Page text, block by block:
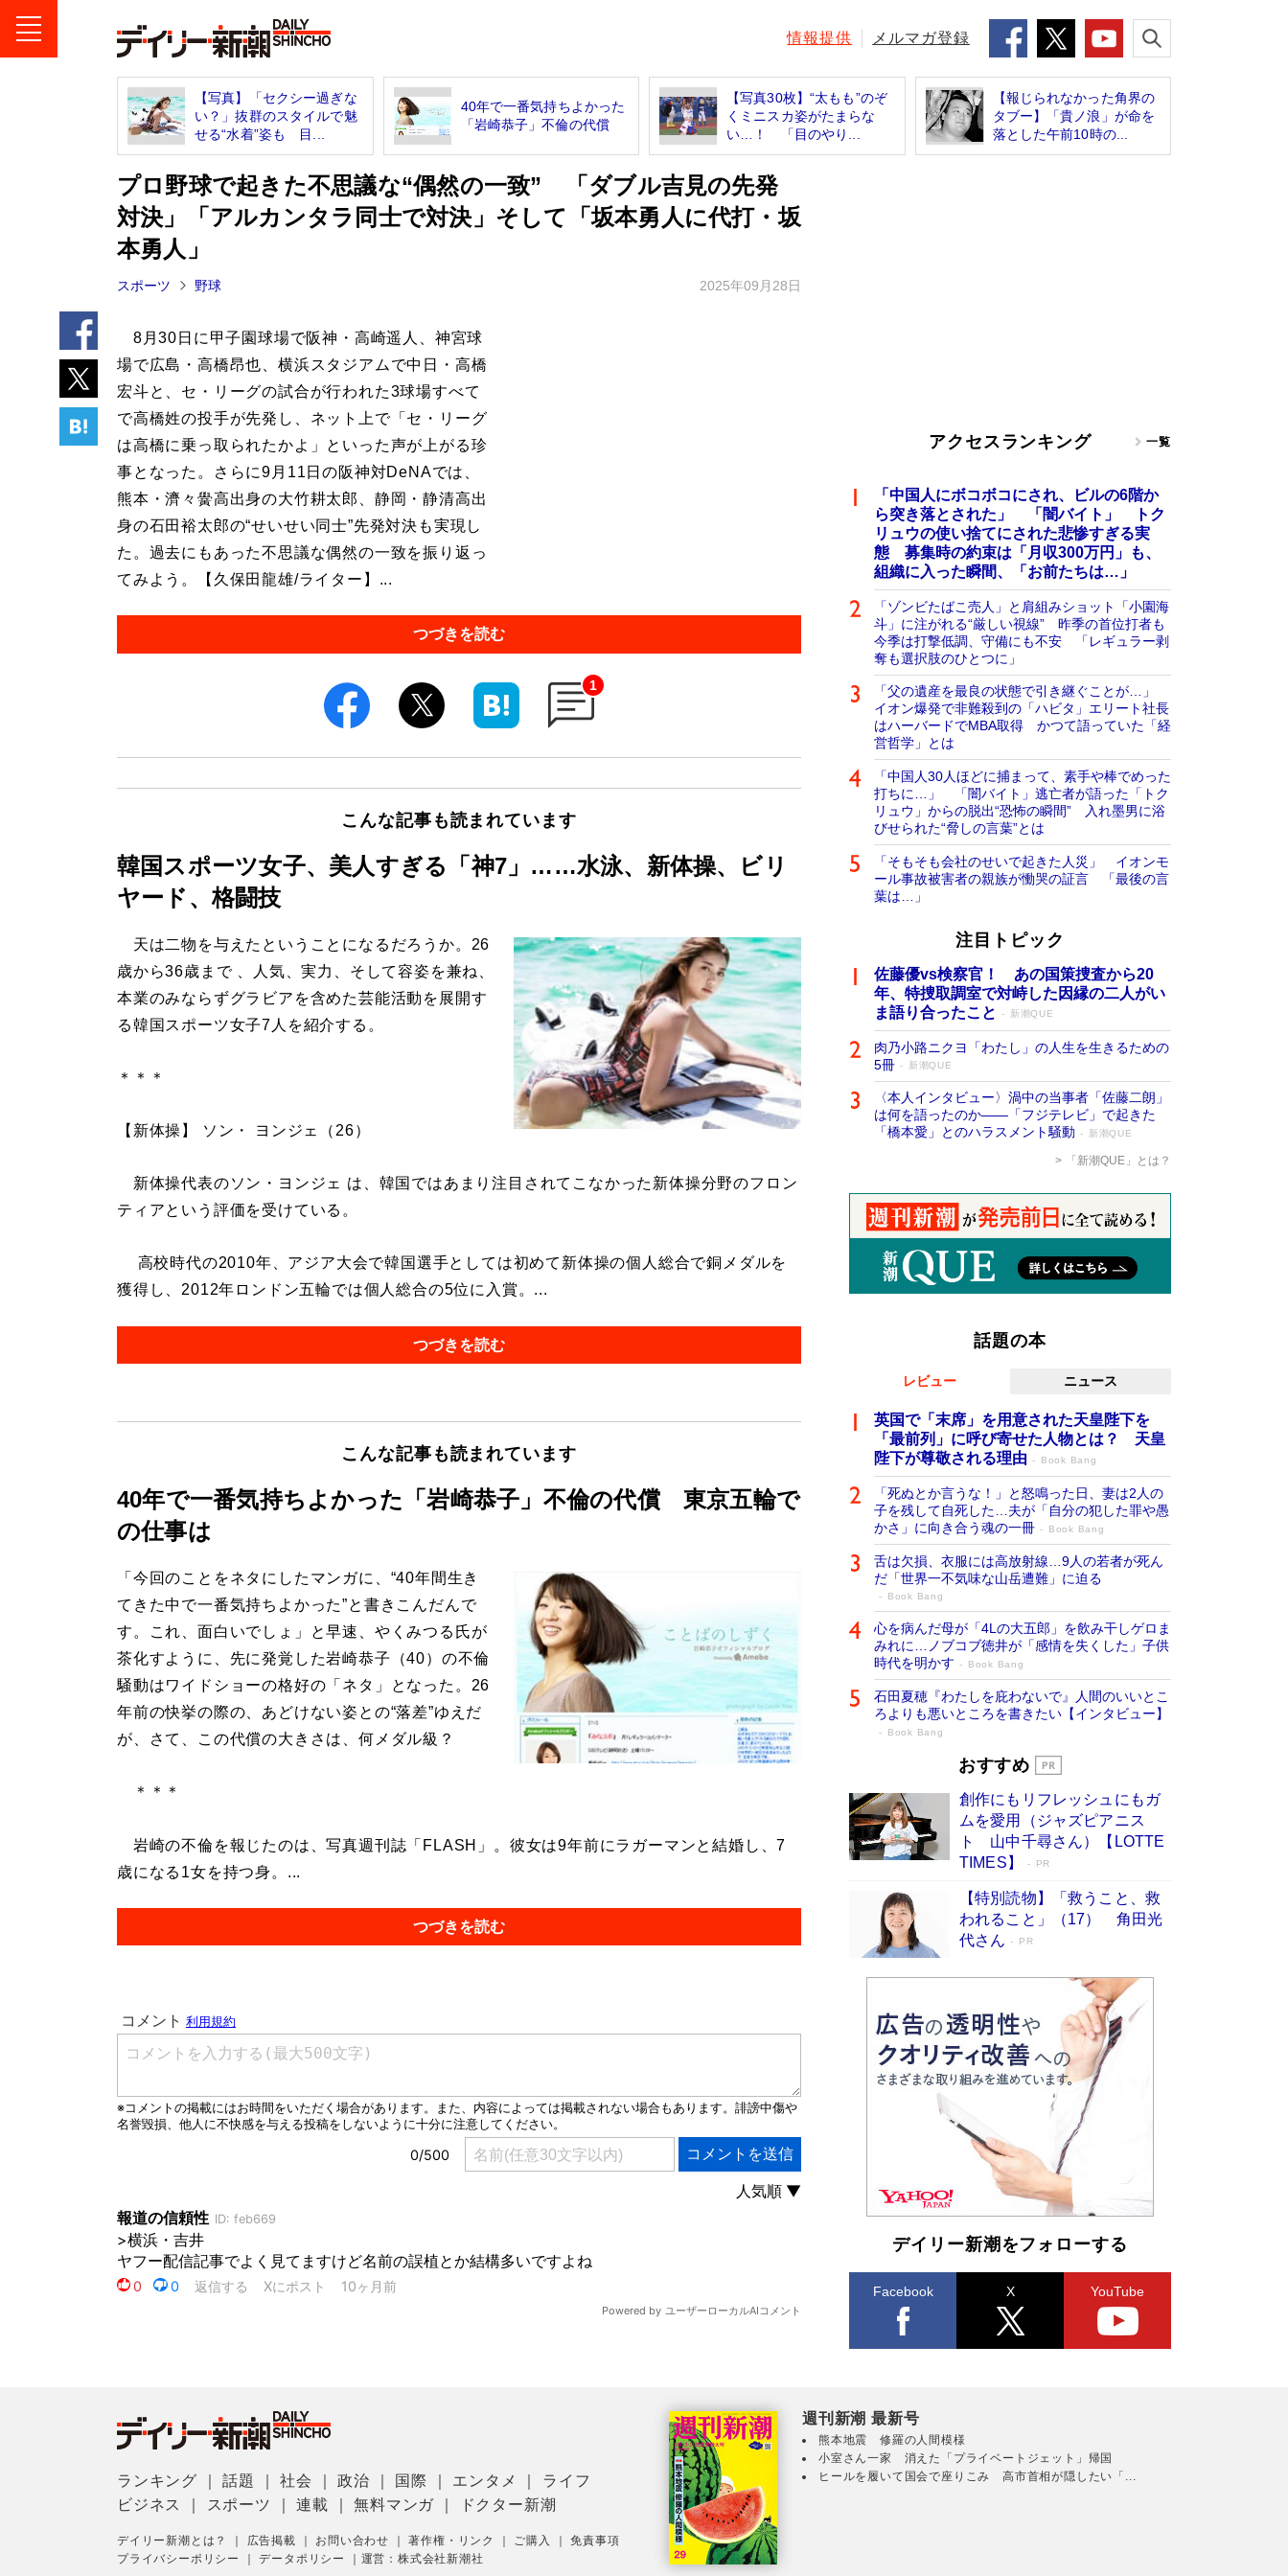
情報提供 メルマガ登録
【写真】「セクシー過ぎな
い？」抜群のスタイルで魅
せる“水着”姿も 目...
40年で一番気持ちよかった
「岩崎恭子」不倫の代償
【写真30枚】“太もも”のぞ
くミニスカ姿がたまらな
い…！ 「目のやり...
【報じられなかった角界の
タブー】「貴ノ浪」が命を
落とした午前10時の...
プロ野球で起きた不思議な“偶然の一致” 「ダブル吉見の先発
対決」「アルカンタラ同士で対決」そして「坂本勇人に代打・坂
本勇人」
スポーツ 野球 2025年09月28日
8月30日に甲子園球場で阪神・高崎遥人、神宮球
場で広島・高橋昂也、横浜スタジアムで中日・高橋
宏斗と、セ・リーグの試合が行われた3球場すべて
で高橋姓の投手が先発し、ネット上で「セ・リーグ
は高橋に乗っ取られたかよ」といった声が上がる珍
事となった。さらに9月11日の阪神対DeNAでは、
熊本・濟々黌高出身の大竹耕太郎、静岡・静清高出
身の石田裕太郎の“せいせい同士”先発対決も実現し
た。過去にもあった不思議な偶然の一致を振り返っ
てみよう。【久保田龍雄/ライター】...
つづきを読む
1
こんな記事も読まれています
韓国スポーツ女子、美人すぎる「神7」……水泳、新体操、ビリ
ヤード、格闘技
天は二物を与えたということになるだろうか。26
歳から36歳まで 、人気、実力、そして容姿を兼ね、
本業のみならずグラビアを含めた芸能活動を展開す
る韓国スポーツ女子7人を紹介する。
＊＊＊
【新体操】 ソン・ ヨンジェ（26）
新体操代表のソン・ヨンジェ は、韓国ではあまり注目されてこなかった新体操分野のフロン
ティアという評価を受けている。
高校時代の2010年、アジア大会で韓国選手としては初めて新体操の個人総合で銅メダルを
獲得し、2012年ロンドン五輪では個人総合の5位に入賞。...
つづきを読む
こんな記事も読まれています
40年で一番気持ちよかった「岩崎恭子」不倫の代償 東京五輪で
の仕事は
「今回のことをネタにしたマンガに、“40年間生き
てきた中で一番気持ちよかった”と書きこんだんで
す。これ、面白いでしょ」と早速、やくみつる氏が
茶化すように、先に発覚した岩崎恭子（40）の不倫
騒動はワイドショーの格好の「ネタ」となった。26
年前の快挙の際の、あどけない姿との“落差”ゆえだ
が、さて、この代償の大きさは、何メダル級？
＊＊＊
岩崎の不倫を報じたのは、写真週刊誌「FLASH」。彼女は9年前にラガーマンと結婚し、7
歳になる1女を持つ身。...
つづきを読む
アクセスランキング 一覧
「中国人にボコボコにされ、ビルの6階か
ら突き落とされた」 「闇バイト」 トク
リュウの使い捨てにされた悲惨すぎる実
態 募集時の約束は「月収300万円」も、
組織に入った瞬間、「お前たちは…」
「ゾンビたばこ売人」と肩組みショット「小園海
斗」に注がれる“厳しい視線” 昨季の首位打者も
今季は打撃低調、守備にも不安 「レギュラー剥
奪も選択肢のひとつに」
「父の遺産を最良の状態で引き継ぐことが…」
イオン爆発で非難殺到の「ハビタ」エリート社長
はハーバードでMBA取得 かつて語っていた「経
営哲学」とは
「中国人30人ほどに捕まって、素手や棒でめった
打ちに…」 「闇バイト」逃亡者が語った「トク
リュウ」からの脱出“恐怖の瞬間” 入れ墨男に浴
びせられた“脅しの言葉”とは
「そもそも会社のせいで起きた人災」 イオンモ
ール事故被害者の親族が慟哭の証言 「最後の言
葉は…」
注目トピック
佐藤優vs検察官！ あの国策捜査から20
年、特捜取調室で対峙した因縁の二人がい
ま語り合ったこと
新潮QUE
肉乃小路ニクヨ「わたし」の人生を生きるための
5冊
新潮QUE
〈本人インタビュー〉渦中の当事者「佐藤二朗」
は何を語ったのか――「フジテレビ」で起きた
「橋本愛」とのハラスメント騒動
新潮QUE
「新潮QUE」とは？
話題の本
レビュー ニュース
英国で「末席」を用意された天皇陛下を
「最前列」に呼び寄せた人物とは？ 天皇
陛下が尊敬される理由
Book Bang
「死ぬとか言うな！」と怒鳴った日、妻は2人の
子を残して自死した…夫が「自分の犯した罪や愚
かさ」に向き合う魂の一冊
Book Bang
舌は欠損、衣服には高放射線…9人の若者が死ん
だ「世界一不気味な山岳遭難」に迫る
Book Bang
心を病んだ母が「4Lの大五郎」を飲み干しゲロま
みれに…ノブコブ徳井が「感情を失くした」子供
時代を明かす
Book Bang
石田夏穂『わたしを庇わないで』人間のいいとこ
ろよりも悪いところを書きたい【インタビュー】
Book Bang
73歳でも働くしかない 「老後レス時代」
「『火垂るの墓』は、大嘘である」原作者が抱き
続けた“自責の念”とは…「自己憐憫は描きたくな
い」監督が徹底的にこだわったこと（後編） #
Book Bang
「なんで？ そんな馬鹿な……」90歳になった作
家・阿刀田高さんが、ひとり暮らしの生活を明か
す
Book Bang
人々が新たな一歩を踏み出す連作短篇集『海のほ
Book Bang
和田秀樹の70代、80代向け新書がベスト3を独
占 上半期1位にも選出［新書ベストセラー］
Book Bang
おすすめ
創作にもリフレッシュにもガ
ムを愛用（ジャズピアニス
ト 山中千尋さん）【LOTTE
TIMES】
PR
【特別読物】「救うこと、救
われること」（17） 角田光
代さん
PR
デイリー新潮をフォローする
Facebook X YouTube
ランキング ｜話題 ｜社会 ｜政治 国際 エンタメ
ライフ
ビジネス
スポーツ ｜連載 ｜無料マンガ ドクター新潮
デイリー新潮とは？ 広告掲載 お問い合わせ ｜著作権・リンク ご購入 ｜免責事項
プライバシーポリシー
｜データポリシー 運営：株式会社新潮社
週刊新潮 最新号
熊本地震 修羅の人間模様
小室さん一家 消えた「プライベートジェット」帰国
ヒールを履いて国会で座りこみ 高市首相が隠したい「...